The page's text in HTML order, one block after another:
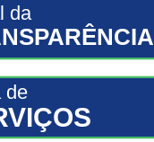
da
de